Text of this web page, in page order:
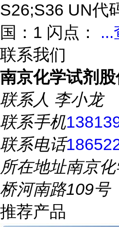
S26;S36 UN代
国：1 闪点： ...
联系我们
南京化学试剂股
联系人 李小龙
联系手机
联系电话
所在地址南京
桥河南路109号
推荐产品